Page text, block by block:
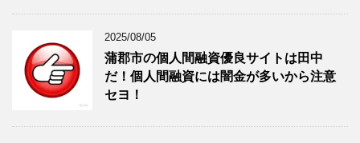
2025/08/05
蒲郡市の個人間融資優良サイトは田中
だ！個人間融資には闇金が多いから注意
セヨ！